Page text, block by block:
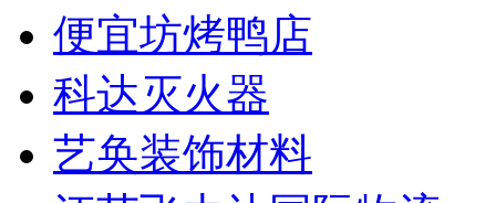
便宜坊烤鸭店
科达灭火器
艺奂装饰材料